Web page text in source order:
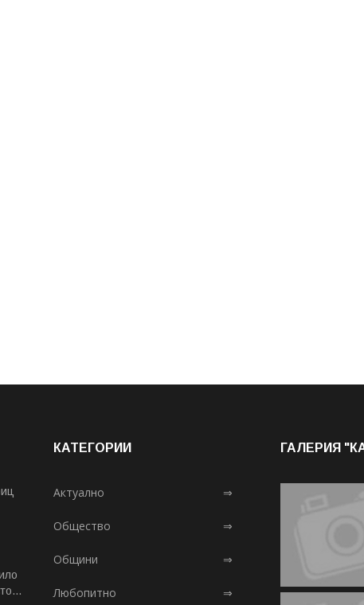
КАТЕГОРИИ
Актуално ⇒
Общество ⇒
Общини ⇒
Любопитно ⇒
ГАЛЕРИЯ